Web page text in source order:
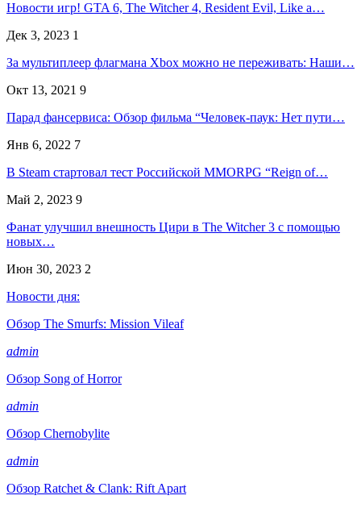
Новости игр! GTA 6, The Witcher 4, Resident Evil, Like a…
Дек 3, 2023 1
За мультиплеер флагмана Xbox можно не переживать: Наши…
Окт 13, 2021 9
Парад фансервиса: Обзор фильма “Человек-паук: Нет пути…
Янв 6, 2022 7
В Steam стартовал тест Российской MMORPG “Reign of…
Май 2, 2023 9
Фанат улучшил внешность Цири в The Witcher 3 с помощью
новых…
Июн 30, 2023 2
Новости дня:
Обзор The Smurfs: Mission Vileaf
admin
Обзор Song of Horror
admin
Обзор Chernobylite
admin
Обзор Ratchet & Clank: Rift Apart